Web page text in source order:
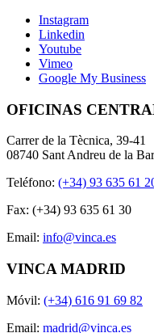
Instagram
Linkedin
Youtube
Vimeo
Google My Business
OFICINAS
Carrer de la Tècnica, 39-41
08740 Sant Andreu de la
Teléfono: (+34) 93 635 61
Fax: (+34) 93 635 61 30
Email: info@vinca.es
VINCA MADRID
Móvil: (+34) 616 91 69 82
Email: madrid@vinca.es